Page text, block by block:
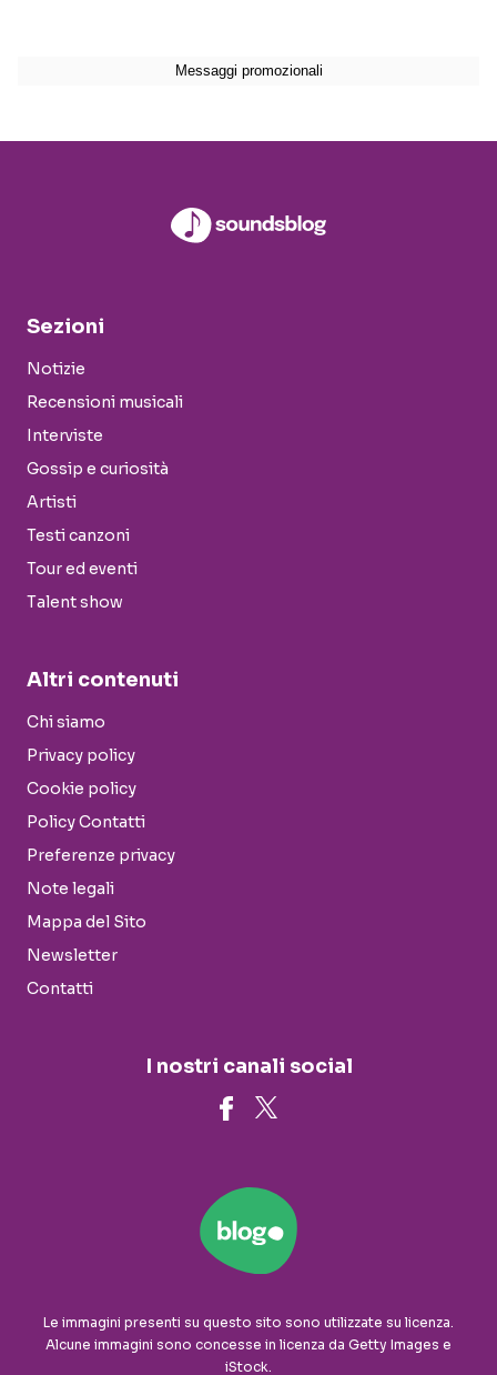
Sezioni
Notizie
Recensioni musicali
Interviste
Gossip e curiosità
Artisti
Testi canzoni
Tour ed eventi
Talent show
Altri contenuti
Chi siamo
Privacy policy
Cookie policy
Policy Contatti
Preferenze privacy
Note legali
Mappa del Sito
Newsletter
Contatti
I nostri canali social
Le immagini presenti su questo sito sono utilizzate su licenza.
Alcune immagini sono concesse in licenza da Getty Images e
iStock.